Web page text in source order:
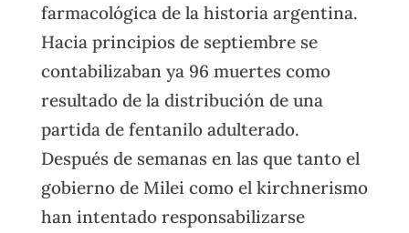
farmacológica de la historia argentina.
Hacia principios de septiembre se
contabilizaban ya 96 muertes como
resultado de la distribución de una
partida de fentanilo adulterado.
Después de semanas en las que tanto el
gobierno de Milei como el kirchnerismo
han intentado responsabilizarse